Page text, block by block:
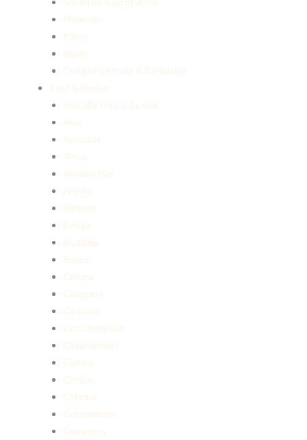
Plommon
Päron
Äpple
Övriga Fruktträd & Bärbuskar
Träd & Buskar
Visa alla Träd & Buskar
Acer
Aesculus
Alnus
Amelanchier
Aronia
Berberis
Betula
Buddleja
Buxus
Calluna
Caragana
Carpinus
Cercidiphyllum
Chaenomeles
Cornus
Corylus
Cotinus
Cotoneaster
Crataegus